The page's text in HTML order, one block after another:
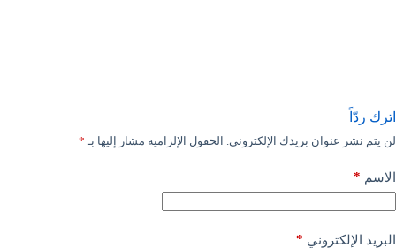
اترك ردّاً
لن يتم نشر عنوان بريدك الإلكتروني. الحقول الإلزامية مشار إليها بـ *
الاسم *
البريد الإلكتروني *